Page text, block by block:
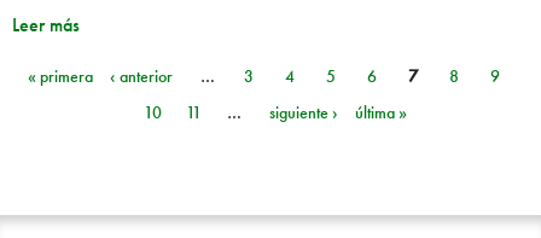
Leer más
Páginas
« primera ‹ anterior … 3 4 5 6 7 8
9
10
11 … siguiente › última »